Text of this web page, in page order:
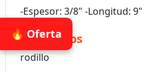
🔥 Oferta
-Espesor: 3/8" -Longitud: 9"
Accesorios
rodillo